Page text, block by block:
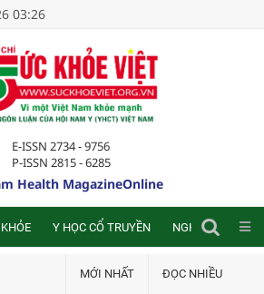
03:26
E-ISSN 2734 - 9756
P-ISSN 2815 - 6285
Health MagazineOnline
Y HỌC CỔ TRUYỀN NGHIÊN CỨU
MỚI NHẤT ĐỌC NHIỀU